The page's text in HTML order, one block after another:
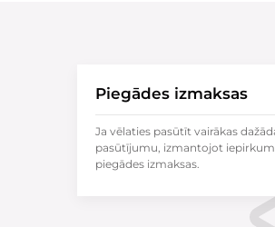
Piegādes izmaksas
Ja vēlaties pasūtīt vairākas
pasūtījumu, izmantojot
piegādes izmaksas.